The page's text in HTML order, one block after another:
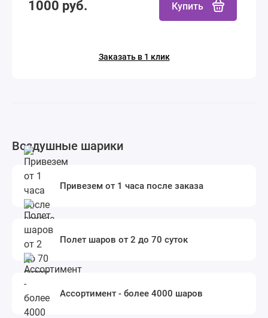
1000 руб. Купить
Заказать в 1 клик
Воздушные шарики
Привезем от 1 часа после заказа
Полет шаров от 2 до 70 суток
Ассортимент - более 4000 шаров